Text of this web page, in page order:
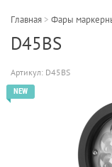
Главная > Фары
D45BS
Артикул: D45BS